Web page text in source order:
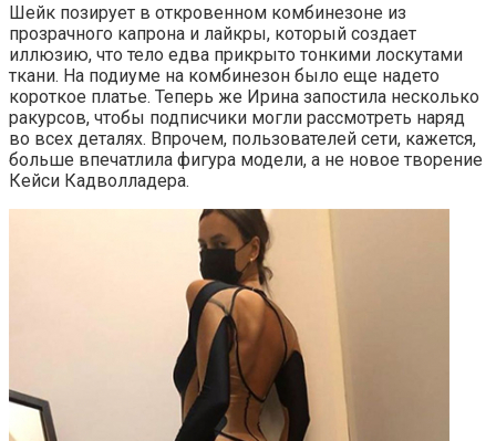
Шейк позирует в откровенном комбинезоне из
прозрачного капрона и лайкры, который создает
иллюзию, что тело едва прикрыто тонкими лоскутами
ткани. На подиуме на комбинезон было еще надето
короткое платье. Теперь же Ирина запостила несколько
ракурсов, чтобы подписчики могли рассмотреть наряд
во всех деталях. Впрочем, пользователей сети, кажется,
больше впечатлила фигура модели, а не новое творение
Кейси Кадволладера.